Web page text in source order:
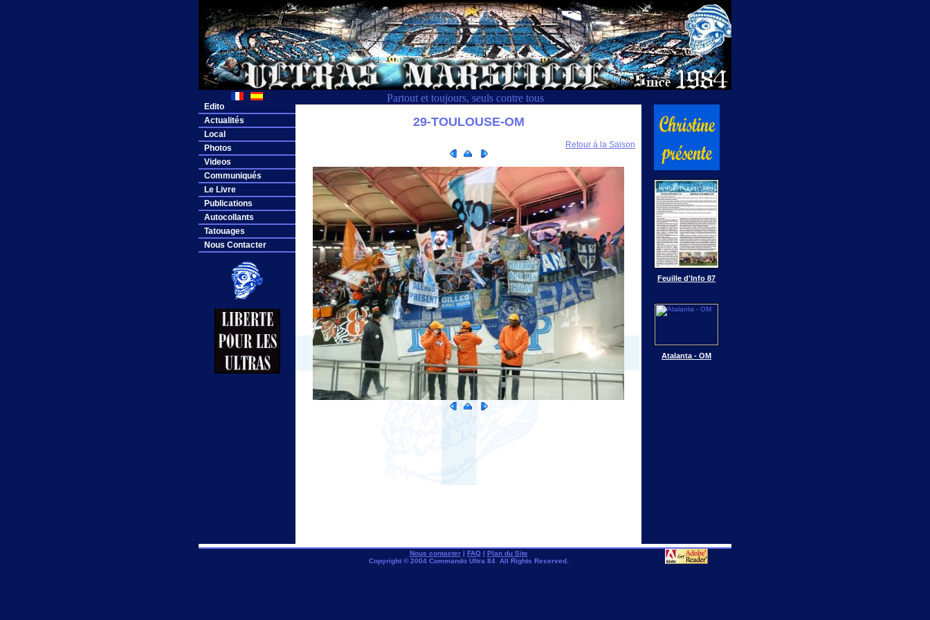
Partout et toujours, seuls contre tous
Edito
Actualités
Local
Photos
Videos
Communiqués
Le Livre
Publications
Autocollants
Tatouages
Nous Contacter
29-TOULOUSE-OM
Retour à la Saison
Feuille d'Info 87
Atalanta - OM
Nous contacter| FAQ| Plan du Site
Copyright © 2004 Commando Ultra 84 All Rights Reserved.